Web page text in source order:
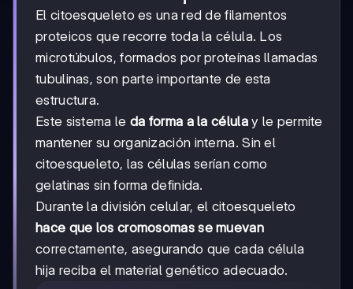
El citoesqueleto es una red de filamentos
proteicos que recorre toda la célula. Los
microtúbulos, formados por proteínas llamadas
tubulinas, son parte importante de esta
estructura.
Este sistema le da forma a la célulay le permite
mantener su organización interna. Sin el
citoesqueleto, las células serían como
gelatinas sin forma definida.
Durante la división celular, el citoesqueleto
hace que los cromosomas se muevan
correctamente, asegurando que cada célula
hija reciba el material genético adecuado.